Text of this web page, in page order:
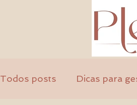
Todos posts Dicas para